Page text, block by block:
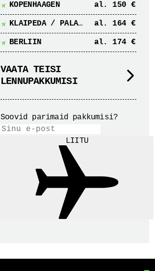
KOPENHAAGEN al. 150 €
KLAIPEDA / PALANGA al. 164 €
BERLIIN al. 174 €
VAATA TEISI
LENNUPAKKUMISI
Soovid parimaid pakkumisi?
LIITU